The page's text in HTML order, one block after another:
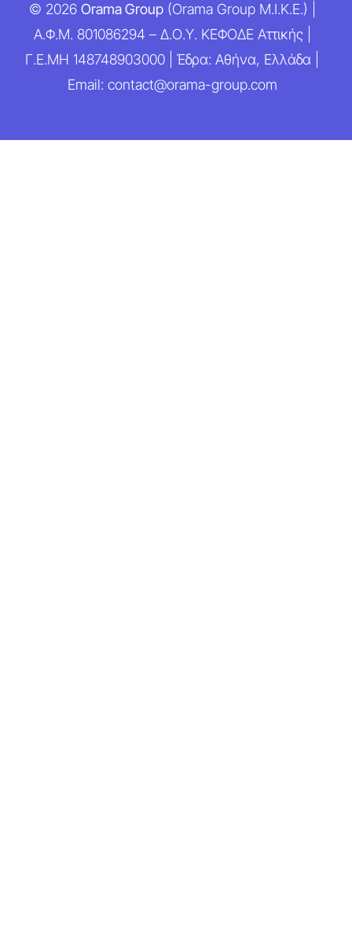
© 2026 Orama Group(Orama Group Μ.Ι.Κ.Ε.) |
Α.Φ.Μ. 801086294 – Δ.Ο.Υ. ΚΕΦΟΔΕ Αττικής |
Γ.Ε.ΜΗ 148748903000 | Έδρα: Αθήνα, Ελλάδα |
Email: contact@orama-group.com